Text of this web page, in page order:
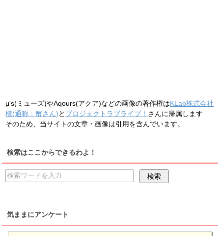
μ's(ミューズ)やAqours(アクア)などの画像の著作権はKLab株式会社
様(通称：蟹さん)と プロジェクトラブライブ！ さんに帰属します
そのため、当サイトの文章・画像は引用を含んでいます。
検索はここからできるわよ！
気ままにアンケート